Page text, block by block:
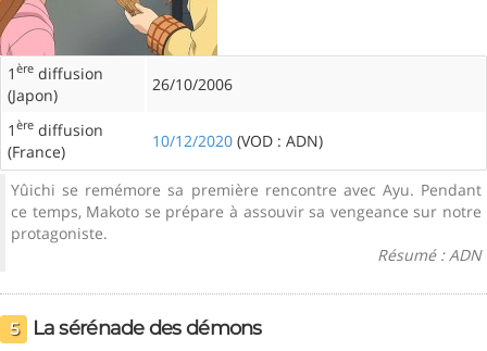
1 ère diffusion
(Japon)
26/10/2006
1 ère diffusion
(France)
10/12/2020 (VOD : ADN)
Yûichi se remémore sa première rencontre avec Ayu. Pendant
ce temps, Makoto se prépare à assouvir sa vengeance sur notre
protagoniste.
Résumé : ADN
5 La sérénade des démons